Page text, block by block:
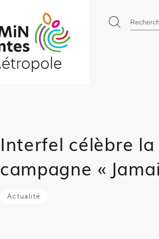
71 Boulevard Alfred Nobel - 44400 -
Interfel célèbre
campagne «
Actualité